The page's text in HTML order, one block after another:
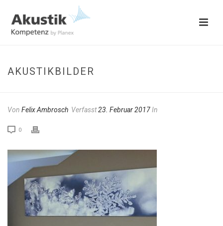
AKUSTIKBILDER
Von Felix Ambrosch Verfasst23. Februar 2017In
0